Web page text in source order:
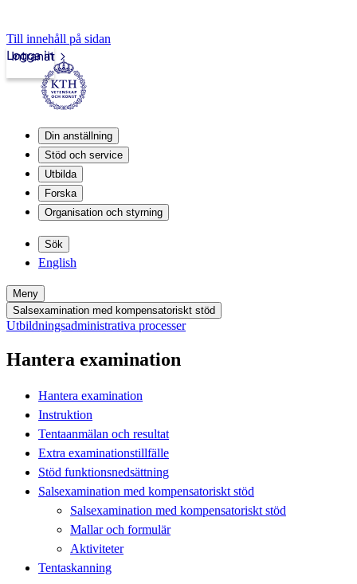
Till innehåll på sidan
Intranät
Logga in
Din anställning
Stöd och service
Utbilda
Forska
Organisation och styrning
Sök
English
Meny
Salsexamination med kompensatoriskt stöd
Utbildningsadministrativa processer
Hantera examination
Hantera examination
Instruktion
Tentaanmälan och resultat
Extra examinationstillfälle
Stöd funktionsnedsättning
Salsexamination med kompensatoriskt stöd
Salsexamination med kompensatoriskt stöd
Mallar och formulär
Aktiviteter
Tentaskanning